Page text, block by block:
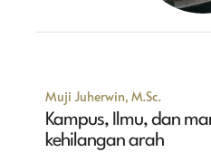
Muji Juherwin, M.Sc.
Kampus, Ilmu, dan
kehilangan arah